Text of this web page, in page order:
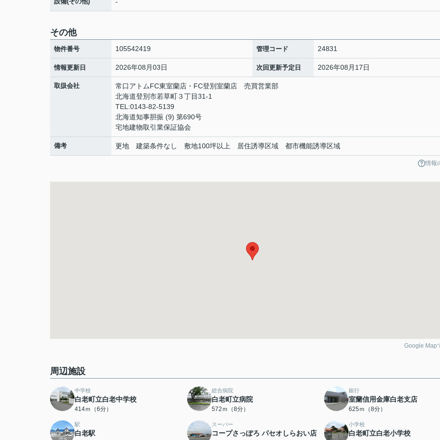
その他
物件番号 105542419 管理コード 24831
情報更新日 2026年08月03日 次回更新予定日 2026年08月17日
取扱会社
常口アトムFC東室蘭店・FC登別室蘭店 売買営業部
北海道登別市若草町３丁目31-1
TEL:0143-82-5139
北海道知事胆振 (9) 第690号
宅地建物取引業保証協会
備考 更地 建築条件なし 敷地100坪以上 居住誘導区域 都市機能誘導区域
情報
Google Map
周辺施設
中学校
白老町立白老中学校
414ｍ（6分）
総合病院
白老町立病院
572ｍ（8分）
銀行
室蘭信用金庫白老支店
625ｍ（8分）
駅
白老駅
スーパー
コープさっぽろ パセオしらおい店
小学校
白老町立白老小学校